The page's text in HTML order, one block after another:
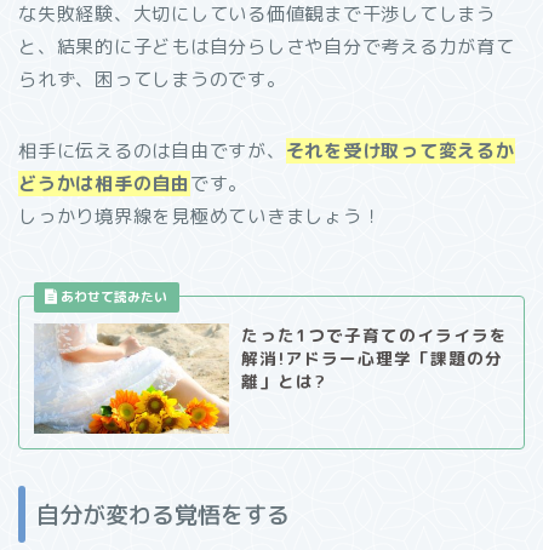
な失敗経験、大切にしている価値観まで干渉してしまう
と、結果的に子どもは自分らしさや自分で考える力が育て
られず、困ってしまうのです。
相手に伝えるのは自由ですが、 それを受け取って変えるか
どうかは相手の自由です。
しっかり境界線を見極めていきましょう！
たった1つで子育てのイライラを
解消!アドラー心理学「課題の分
離」とは?
自分が変わる覚悟をする